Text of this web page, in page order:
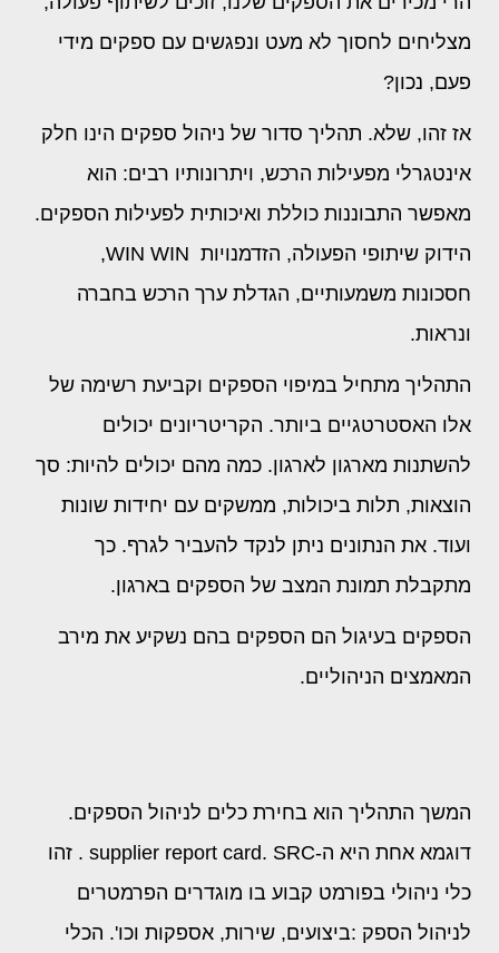
מצליחים לחסוך לא מעט ונפגשים עם ספקים מידי
פעם, נכון?
אז זהו, שלא. תהליך סדור של ניהול ספקים הינו חלק
אינטגרלי מפעילות הרכש, ויתרונותיו רבים: הוא
מאפשר התבוננות כוללת ואיכותית לפעילות הספקים.
הידוק שיתופי הפעולה, הזדמנויות WIN WIN
,
חסכונות משמעותיים, הגדלת ערך הרכש בחברה
ונראות.
התהליך מתחיל במיפוי הספקים וקביעת רשימה של
אלו האסטרטגיים ביותר. הקריטריונים יכולים
להשתנות מארגון לארגון. כמה מהם יכולים להיות: סך
הוצאות, תלות ביכולות, ממשקים עם יחידות שונות
ועוד. את הנתונים ניתן לנקד להעביר לגרף. כך
מתקבלת תמונת המצב של הספקים בארגון.
הספקים בעיגול הם הספקים בהם נשקיע את מירב
המאמצים הניהוליים.
המשך התהליך הוא בחירת כלים לניהול הספקים.
דוגמא אחת היא ה-SRC
supplier report card. . זהו
כלי ניהולי בפורמט קבוע בו מוגדרים הפרמטרים
לניהול הספק :ביצועים, שירות, אספקות וכו'. הכלי